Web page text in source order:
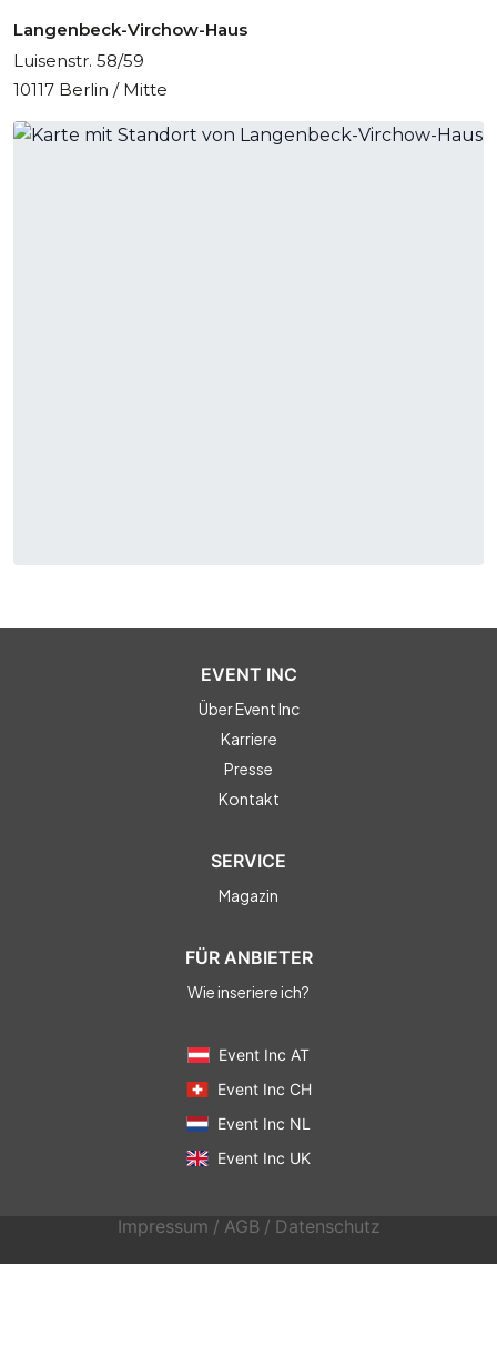
Langenbeck-Virchow-Haus
Luisenstr. 58/59
10117 Berlin / Mitte
EVENT INC
Über Event Inc
Karriere
Presse
Kontakt
SERVICE
Magazin
FÜR ANBIETER
Wie inseriere ich?
Event Inc AT
Event Inc CH
Event Inc NL
Event Inc UK
Impressum / AGB / Datenschutz